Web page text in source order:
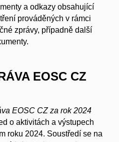
a odkazy obsahující
prováděných v rámci
zprávy, případně další
EOSC CZ
EOSC CZ za rok 2024
o aktivitách a výstupech
roku 2024. Soustředí se na